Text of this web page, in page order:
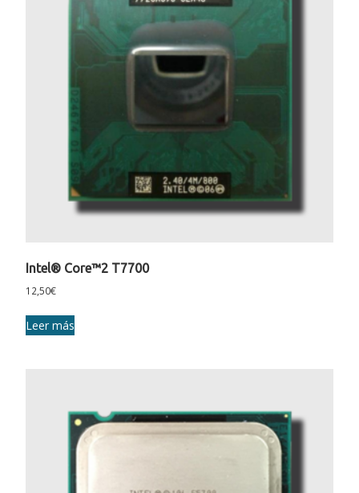
Intel® Core™2 T7700
12,50€
Leer más